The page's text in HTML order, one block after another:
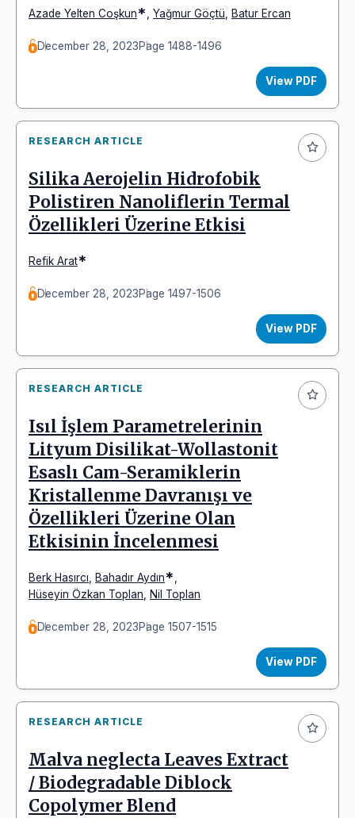
Azade Yelten Coşkun* Yağmur Göçtü Batur Ercan
December 28, 2023Page 1488-1496
View PDF
RESEARCH ARTICLE
Silika Aerojelin Hidrofobik
Polistiren Nanoliflerin Termal
Özellikleri Üzerine Etkisi
Refik Arat*
December 28, 2023Page 1497-1506
View PDF
RESEARCH ARTICLE
Isıl İşlem Parametrelerinin
Lityum Disilikat-Wollastonit
Esaslı Cam-Seramiklerin
Kristallenme Davranışı ve
Özellikleri Üzerine Olan
Etkisinin İncelenmesi
Berk Hasırcı Bahadır Aydın*
Hüseyin Özkan Toplan
Nil Toplan
December 28, 2023Page 1507-1515
View PDF
RESEARCH ARTICLE
Malva neglecta Leaves Extract
/ Biodegradable Diblock
Copolymer Blend